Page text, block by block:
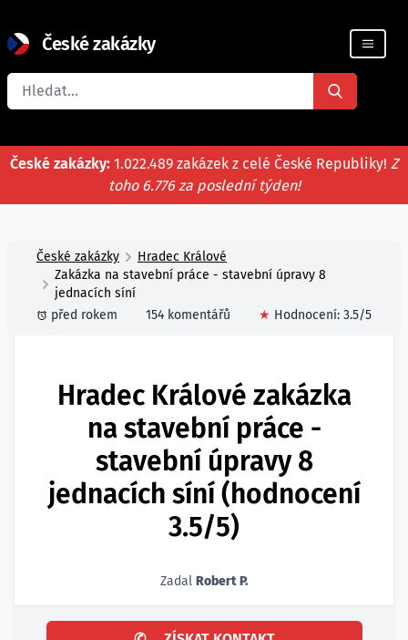
České zakázky
Registrace firmy
České zakázky: 1.022.489 zakázek z celé České Republiky! Z
toho 6.776 za poslední týden!
České zakázky
Hradec Králové
Zakázka na stavební práce - stavební úpravy 8
jednacích síní
před rokem
154 komentářů ★ Hodnocení: 3.5/5
Hradec Králové zakázka
na stavební práce -
stavební úpravy 8
jednacích síní (hodnocení
3.5/5)
Zadal Robert P.